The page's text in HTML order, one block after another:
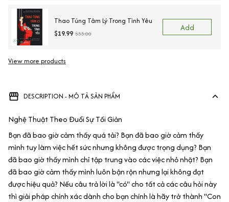
Thao Túng Tâm Lý Trong Tình Yêu
$19.99 $33.00
Add
View more products
DESCRIPTION - MÔ TẢ SẢN PHẨM
Nghệ Thuật Theo Đuổi Sự Tối Giản
Bạn đã bao giờ cảm thấy quá tải? Bạn đã bao giờ cảm thấy
mình tuy làm việc hết sức nhưng không được trọng dụng? Bạn
đã bao giờ thấy mình chỉ tập trung vào các việc nhỏ nhặt? Bạn
đã bao giờ cảm thấy mình luôn bận rộn nhưng lại không đạt
được hiệu quả? Nếu câu trả lời là "có" cho tất cả các câu hỏi này
thì giải pháp chính xác dành cho bạn chính là hãy trở thành "Con